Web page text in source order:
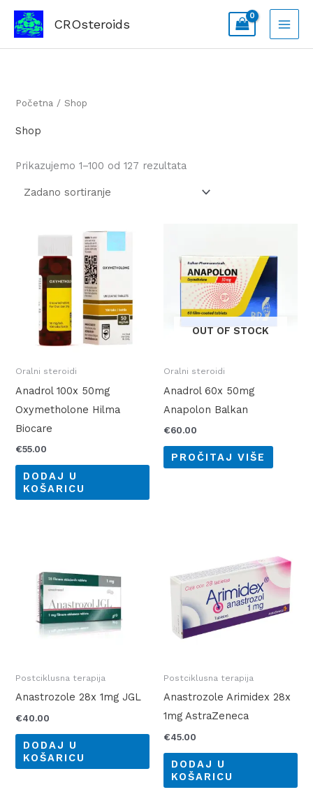
Skip
content
CROsteroids
Početna / Shop
Shop
Prikazujemo 1–100 od 127 rezultata
Oralni steroidi
Anadrol 100x 50mg
Oxymetholone Hilma
Biocare
€55.00
DODAJ U
KOŠARICU
OUT OF STOCK
Oralni steroidi
Anadrol 60x 50mg
Anapolon Balkan
€60.00
PROČITAJ VIŠE
Postciklusna terapija
Anastrozole 28x 1mg JGL
€40.00
DODAJ U
KOŠARICU
Postciklusna terapija
Anastrozole Arimidex 28x
1mg AstraZeneca
€45.00
DODAJ U
KOŠARICU